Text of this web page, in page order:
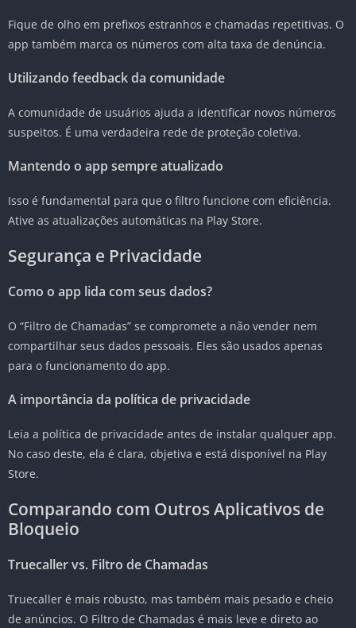
Fique de olho em prefixos estranhos e chamadas repetitivas. O
app também marca os números com alta taxa de denúncia.
Utilizando feedback da comunidade
A comunidade de usuários ajuda a identificar novos números
suspeitos. É uma verdadeira rede de proteção coletiva.
Mantendo o app sempre atualizado
Isso é fundamental para que o filtro funcione com eficiência.
Ative as atualizações automáticas na Play Store.
Segurança e Privacidade
Como o app lida com seus dados?
O “Filtro de Chamadas” se compromete a não vender nem
compartilhar seus dados pessoais. Eles são usados apenas
para o funcionamento do app.
A importância da política de privacidade
Leia a política de privacidade antes de instalar qualquer app.
No caso deste, ela é clara, objetiva e está disponível na Play
Store.
Comparando com Outros Aplicativos de
Bloqueio
Truecaller vs. Filtro de Chamadas
Truecaller é mais robusto, mas também mais pesado e cheio
de anúncios. O Filtro de Chamadas é mais leve e direto ao